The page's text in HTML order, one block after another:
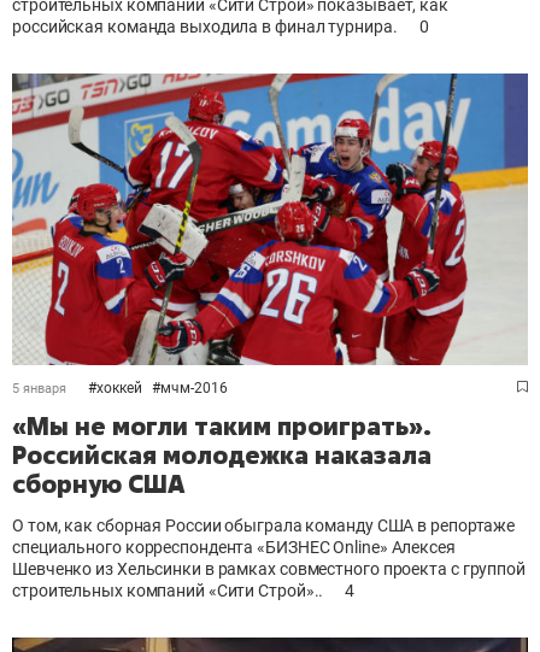
строительных компаний «Сити Строй» показывает, как
российская команда выходила в финал турнира.
0
5 января #хоккей #мчм-2016
«Мы не могли таким проиграть».
Российская молодежка наказала
сборную США
О том, как сборная России обыграла команду США в репортаже
специального корреспондента «БИЗНЕС Online» Алексея
Шевченко из Хельсинки в рамках совместного проекта с группой
строительных компаний «Сити Строй»..
4